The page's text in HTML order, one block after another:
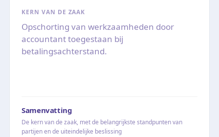
KERN VAN DE ZAAK
Opschorting van werkzaamheden door
accountant toegestaan bij
betalingsachterstand.
Samenvatting
De kern van de zaak, met de belangrijkste standpunten van
partijen en de uiteindelijke beslissing